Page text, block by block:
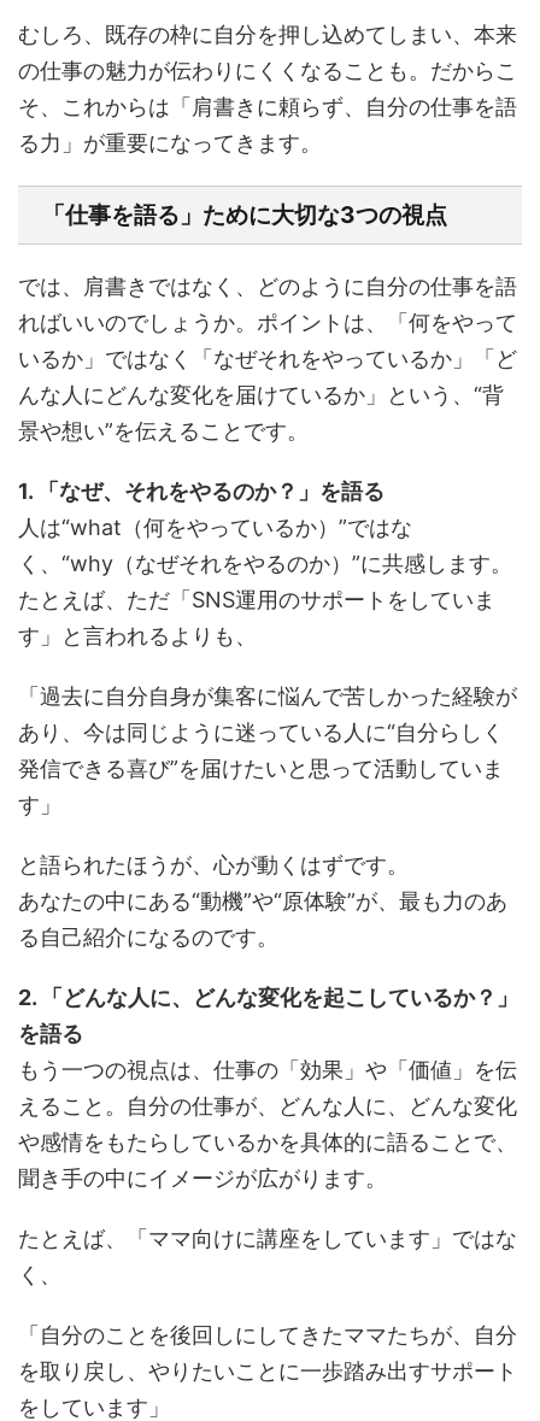
むしろ、既存の枠に自分を押し込めてしまい、本来
の仕事の魅力が伝わりにくくなることも。だからこ
そ、これからは「肩書きに頼らず、自分の仕事を語
る力」が重要になってきます。
「仕事を語る」ために大切な3つの視点
では、肩書きではなく、どのように自分の仕事を語
ればいいのでしょうか。ポイントは、「何をやって
いるか」ではなく「なぜそれをやっているか」「ど
んな人にどんな変化を届けているか」という、“背
景や想い”を伝えることです。
1. 「なぜ、それをやるのか？」を語る
人は“what（何をやっているか）”ではな
く、“why（なぜそれをやるのか）”に共感します。
たとえば、ただ「SNS運用のサポートをしていま
す」と言われるよりも、
「過去に自分自身が集客に悩んで苦しかった経験が
あり、今は同じように迷っている人に“自分らしく
発信できる喜び”を届けたいと思って活動していま
す」
と語られたほうが、心が動くはずです。
あなたの中にある“動機”や“原体験”が、最も力のあ
る自己紹介になるのです。
2. 「どんな人に、どんな変化を起こしているか？」
を語る
もう一つの視点は、仕事の「効果」や「価値」を伝
えること。自分の仕事が、どんな人に、どんな変化
や感情をもたらしているかを具体的に語ることで、
聞き手の中にイメージが広がります。
たとえば、「ママ向けに講座をしています」ではな
く、
「自分のことを後回しにしてきたママたちが、自分
を取り戻し、やりたいことに一歩踏み出すサポート
をしています」